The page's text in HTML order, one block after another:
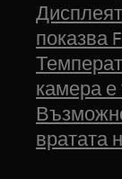
показва
камера е
вратата